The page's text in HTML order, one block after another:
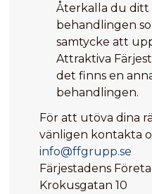
Återkalla du ditt
behandlingen
samtycke att
Attraktiva
det finns en
behandlingen.
För att utöva dina
vänligen kontakta
info@ffgrupp.se
Färjestadens
Krokusgatan 10